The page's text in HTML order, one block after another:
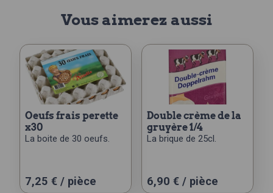
Vous aimerez aussi
oeufs frais perette
x30
La boite de 30 oeufs.
7,25 € / pièce
double crème de la
gruyère 1/4
La brique de 25cl.
6,90 € / pièce